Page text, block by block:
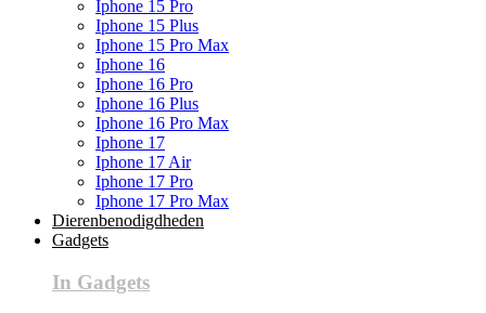
Iphone 15 Pro
Iphone 15 Plus
Iphone 15 Pro Max
Iphone 16
Iphone 16 Pro
Iphone 16 Plus
Iphone 16 Pro Max
Iphone 17
Iphone 17 Air
Iphone 17 Pro
Iphone 17 Pro Max
Dierenbenodigdheden
Gadgets
In Gadgets